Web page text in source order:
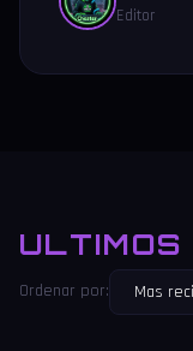
Editor
ULTIMOS
Ordenar por: